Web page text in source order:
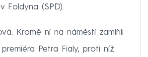
Foldyna (SPD).
Kromě ní na náměstí zamířili
Petra Fialy, proti níž